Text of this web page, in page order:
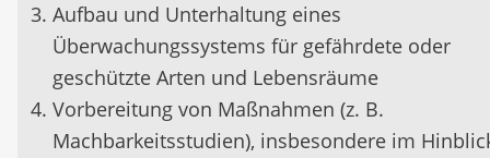
Aufbau und Unterhaltung eines
Überwachungssystems für gefährdete oder
geschützte Arten und Lebensräume
Vorbereitung von Maßnahmen (z. B.
Machbarkeitsstudien), insbesondere im